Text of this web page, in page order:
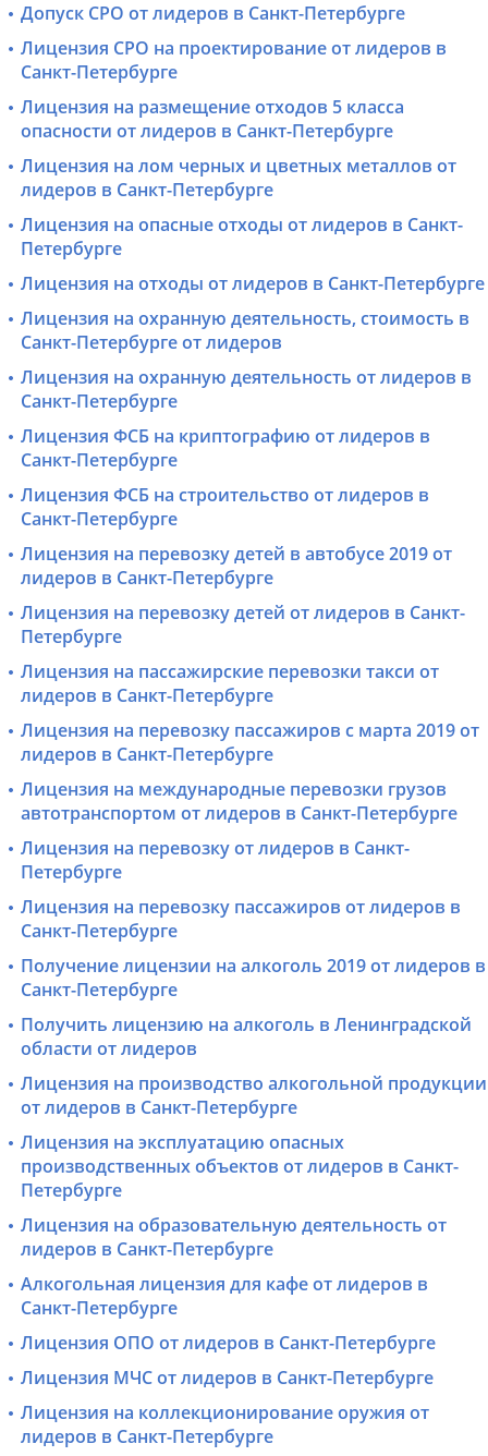
Допуск СРО от лидеров в Санкт-Петербурге
Лицензия СРО на проектирование от лидеров в
Санкт-Петербурге
Лицензия на размещение отходов 5 класса
опасности от лидеров в Санкт-Петербурге
Лицензия на лом черных и цветных металлов от
лидеров в Санкт-Петербурге
Лицензия на опасные отходы от лидеров в Санкт-
Петербурге
Лицензия на отходы от лидеров в Санкт-Петербурге
Лицензия на охранную деятельность, стоимость в
Санкт-Петербурге от лидеров
Лицензия на охранную деятельность от лидеров в
Санкт-Петербурге
Лицензия ФСБ на криптографию от лидеров в
Санкт-Петербурге
Лицензия ФСБ на строительство от лидеров в
Санкт-Петербурге
Лицензия на перевозку детей в автобусе 2019 от
лидеров в Санкт-Петербурге
Лицензия на перевозку детей от лидеров в Санкт-
Петербурге
Лицензия на пассажирские перевозки такси от
лидеров в Санкт-Петербурге
Лицензия на перевозку пассажиров с марта 2019 от
лидеров в Санкт-Петербурге
Лицензия на международные перевозки грузов
автотранспортом от лидеров в Санкт-Петербурге
Лицензия на перевозку от лидеров в Санкт-
Петербурге
Лицензия на перевозку пассажиров от лидеров в
Санкт-Петербурге
Получение лицензии на алкоголь 2019 от лидеров в
Санкт-Петербурге
Получить лицензию на алкоголь в Ленинградской
области от лидеров
Лицензия на производство алкогольной продукции
от лидеров в Санкт-Петербурге
Лицензия на эксплуатацию опасных
производственных объектов от лидеров в Санкт-
Петербурге
Лицензия на образовательную деятельность от
лидеров в Санкт-Петербурге
Алкогольная лицензия для кафе от лидеров в
Санкт-Петербурге
Лицензия ОПО от лидеров в Санкт-Петербурге
Лицензия МЧС от лидеров в Санкт-Петербурге
Лицензия на коллекционирование оружия от
лидеров в Санкт-Петербурге